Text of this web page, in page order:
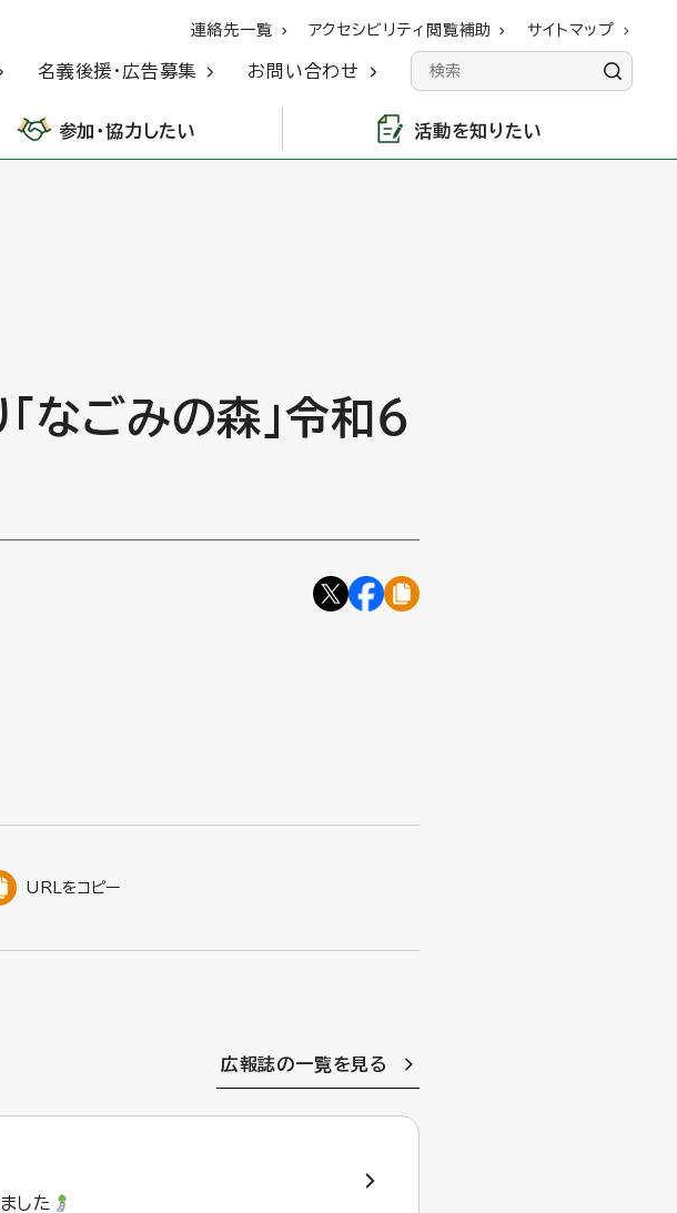
連絡先一覧 アクセシビリティ閲覧補助 サイトマップ
名義後援・広告募集 お問い合わせ
参加・協力したい 活動を知りたい
なごみの森」令和６
URLをコピー
広報誌の一覧を見る
した